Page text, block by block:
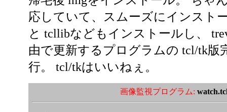
応していて、スムーズにインスト
と tcllibなどもインストールし、
由で更新するプログラムの tcl/tk版
行。 tcl/tkはいいねぇ。
画像監視プログラム: